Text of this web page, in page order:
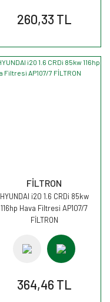
260,33 TL
FİLTRON
HYUNDAI i20 1.6 CRDi 85kw
116hp Hava Filtresi AP107/7
FİLTRON
364,46 TL